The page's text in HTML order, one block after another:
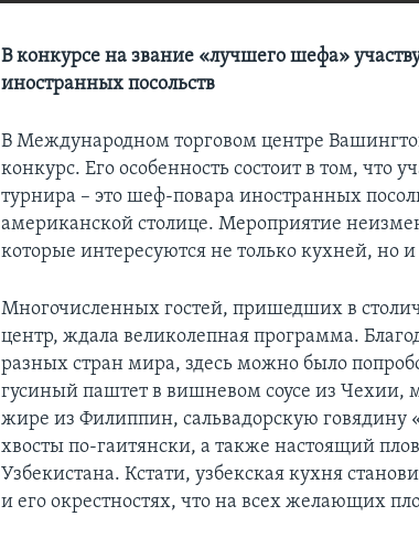
В конкурсе на звание «лучшего шефа»
иностранных посольств
В Международном торговом центре
конкурс. Его особенность состоит в том, что
турнира – это шеф-повара иностранных
американской столице. Мероприятие
которые интересуются не только кухней, но
Многочисленных гостей, пришедших в
центр, ждала великолепная программа.
разных стран мира, здесь можно было
гусиный паштет в вишневом соусе из Чехии,
жире из Филиппин, сальвадорскую
хвосты по-гаитянски, а также настоящий
Узбекистана. Кстати, узбекская кухня
и его окрестностях, что на всех желающих